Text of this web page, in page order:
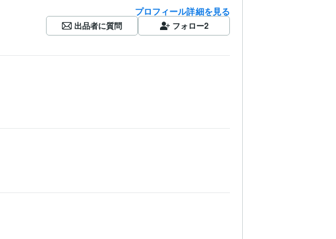
プロフィール詳細を見る
出品者に質問 フォロー2